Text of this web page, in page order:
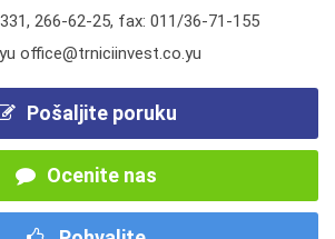
, 266-62-25, fax: 011/36-71-155
office@trniciinvest.co.yu
Pošaljite poruku
Ocenite nas